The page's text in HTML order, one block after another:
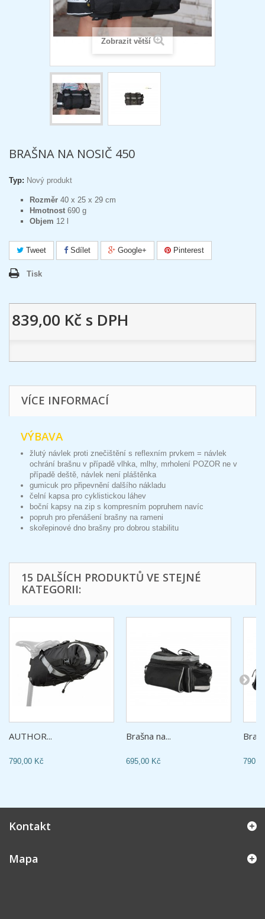
Zobrazit větší
BRAŠNA NA NOSIČ 450
Typ: Nový produkt
Rozměr 40 x 25 x 29 cm
Hmotnost 690 g
Objem 12 l
Tweet Sdílet Google+ Pinterest
Tisk
839,00 Kč s DPH
VÍCE INFORMACÍ
VÝBAVA
žlutý návlek proti znečištění s reflexním prvkem = návlek
ochrání brašnu v případě vlhka, mlhy, mrholení POZOR ne v
případě deště, návlek není pláštěnka
gumicuk pro připevnění dalšího nákladu
čelní kapsa pro cyklistickou láhev
boční kapsy na zip s kompresním popruhem navíc
popruh pro přenášení brašny na rameni
skořepinové dno brašny pro dobrou stabilitu
15 DALŠÍCH PRODUKTŮ VE STEJNÉ
KATEGORII:
AUTHOR...
790,00 Kč
Brašna na...
695,00 Kč
Kontakt
Mapa